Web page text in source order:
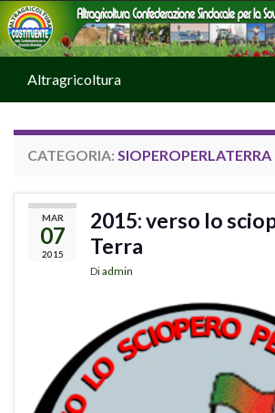
Altragricoltura
CATEGORIA: SIOPEROPERLATERRA
MAR
07
2015
2015: verso lo
Terra
Diadmin